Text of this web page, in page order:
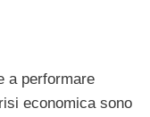
a performare
economica sono